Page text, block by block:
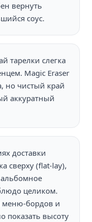
вернуть
соус.
тарелки слегка
Magic Eraser
но чистый край
аккуратный
доставки
сверху (flat-lay),
целиком.
меню-бордов и
показать высоту